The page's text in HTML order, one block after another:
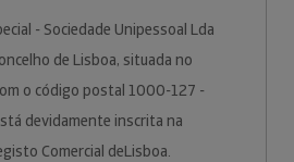
- Sociedade Unipessoal Lda
de Lisboa, situada no
o código postal 1000-127 -
devidamente inscrita na
Comercial deLisboa.